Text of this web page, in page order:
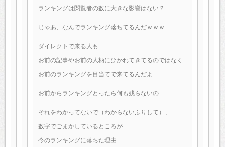
ランキングは閲覧者の数に大きな影響はない？
じゃあ、なんでランキング落ちてるんだｗｗｗ
ダイレクトで来る人も
お前の記事やお前の人柄にひかれてきてるのではなく
お前のランキングを目当てで来てるんだよ
お前からランキングとったら何も残らないの
それをわかってないで（わからないふりして）、
数字でごまかしているところが
今のランキングに落ちた理由